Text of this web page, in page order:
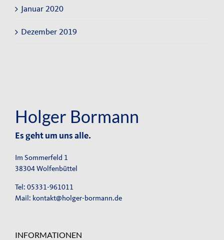
Januar 2020
Dezember 2019
Holger Bormann
Es geht um uns alle.
Im Sommerfeld 1
38304 Wolfenbüttel
Tel: 05331-961011
Mail: kontakt@holger-bormann.de
INFORMATIONEN